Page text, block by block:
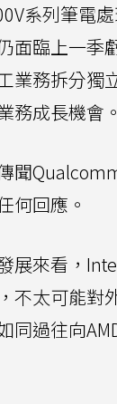
系列筆電
面臨上一季
業務拆分獨
務成長機會。
聞
何回應。
展來看，
不太可能對
同過往向